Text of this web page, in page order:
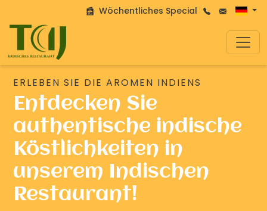
Wöchentliches Special
ERLEBEN SIE DIE AROMEN INDIENS
Entdecken Sie
authentische indische
Köstlichkeiten in
unserem Indischen
Restaurant!